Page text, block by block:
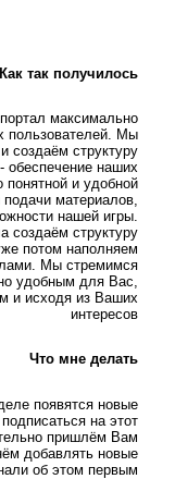
Как так получилось
максимально
пользователей. Мы
создаём структуру
обеспечение наших
понятной и удобной
материалов,
нашей игры.
создаём структуру
потом наполняем
Мы стремимся
удобным для Вас,
и исходя из Ваших
интересов
Что мне делать
появятся новые
на этот
пришлём Вам
добавлять новые
об этом первым